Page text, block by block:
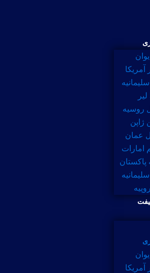
آمریکا
روسیه
ژاپن
عمان
امارات
پاکستان
آمریکا